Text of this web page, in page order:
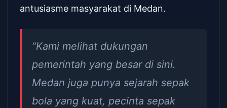
antusiasme masyarakat di Medan.
“Kami melihat dukungan
pemerintah yang besar di sini.
Medan juga punya sejarah sepak
bola yang kuat, pecinta sepak